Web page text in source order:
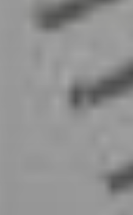
Sign Up to
Get notified about